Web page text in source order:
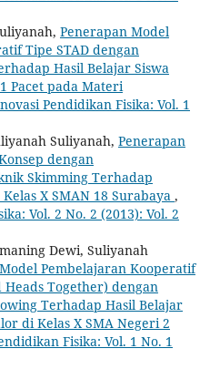
Penerapan Model
Tipe STAD dengan
Hasil ‎Belajar Siswa
Pacet pada Materi
Pendidikan Fisika: Vol. 1
Suliyanah, Penerapan
dengan
Skimming Terhadap
X SMAN 18 Surabaya‎ ,
Vol. 2 No. 2 (2013): Vol. 2
Dewi, Suliyanah
Pembelajaran Kooperatif
Together) dengan
Terhadap Hasil Belajar
di Kelas X SMA Negeri 2
Fisika: Vol. 1 No. 1